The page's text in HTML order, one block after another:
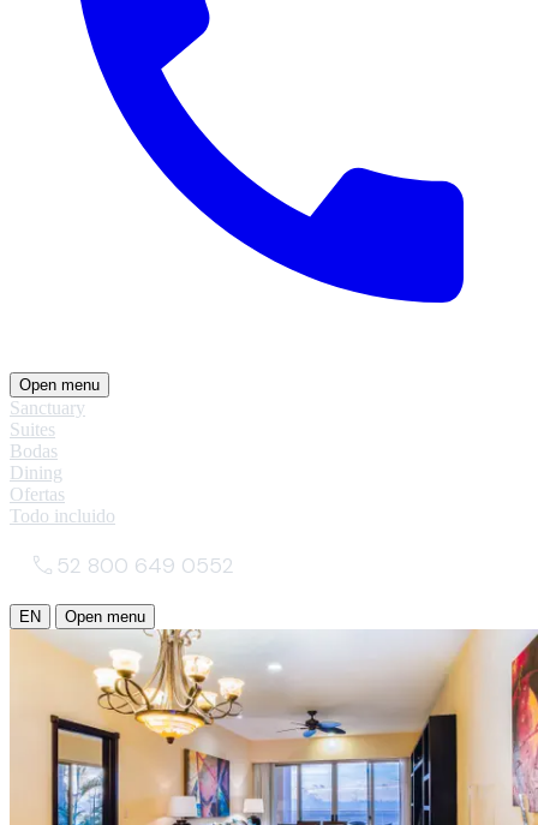
Open menu
Sanctuary
Suites
Bodas
Dining
Ofertas
Todo incluido
52 800 649 0552
EN Open menu